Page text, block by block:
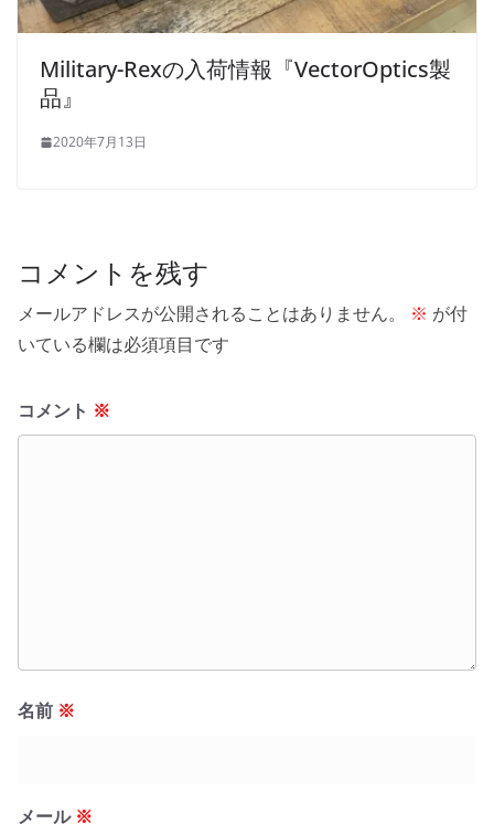
Military-Rexの入荷情報『VectorOptics製
品』
2020年7月13日
コメントを残す
メールアドレスが公開されることはありません。 ※ が付
いている欄は必須項目です
コメント ※
名前 ※
メール ※